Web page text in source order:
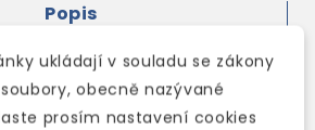
Popis
produktu
book that kids and the
ukládají v souladu se zákony
obecně nazývané
prosím nastavení cookies